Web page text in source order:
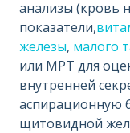
анализы (кровь
показатели,
железы, малого
или МРТ для
внутренней
аспирационную
щитовидной